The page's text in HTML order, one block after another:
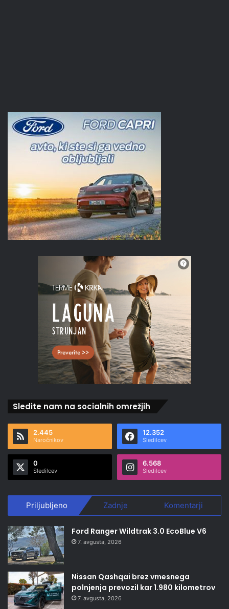
Sledite nam na socialnih omrežjih
2.445
Naročnikov
12.352
Sledilcev
0
Sledilcev
6.568
Sledilcev
Priljubljeno Zadnje Komentarji
Ford Ranger Wildtrak 3.0 EcoBlue V6
7. avgusta, 2026
Nissan Qashqai brez vmesnega
polnjenja prevozil kar 1.980 kilometrov
7. avgusta, 2026